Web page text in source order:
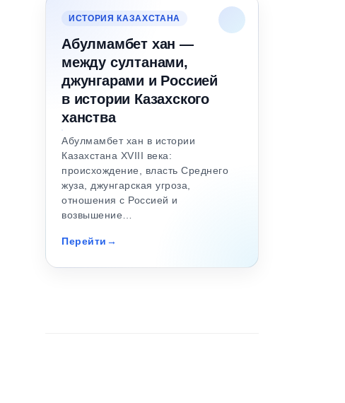
ИСТОРИЯ КАЗАХСТАНА
Абулмамбет хан —
между султанами,
джунгарами и Россией
в истории Казахского
ханства
Абулмамбет хан в истории
Казахстана XVIII века:
происхождение, власть Среднего
жуза, джунгарская угроза,
отношения с Россией и
возвышение…
Перейти